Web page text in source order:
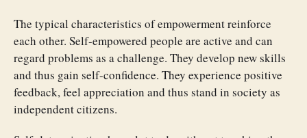
The typical characteristics of empowerment reinforce
each other. Self-empowered people are active and can
regard problems as a challenge. They develop new skills
and thus gain self-confidence. They experience positive
feedback, feel appreciation and thus stand in society as
independent citizens.